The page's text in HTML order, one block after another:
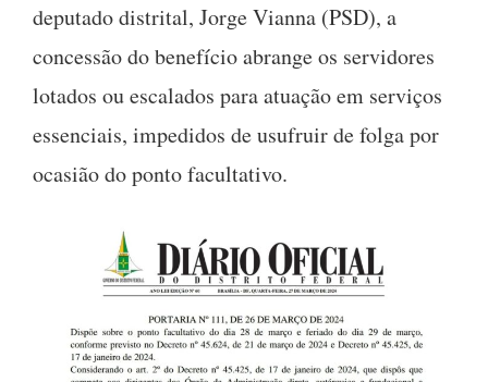
deputado distrital, Jorge Vianna (PSD), a
concessão do benefício abrange os servidores
lotados ou escalados para atuação em serviços
essenciais, impedidos de usufruir de folga por
ocasião do ponto facultativo.